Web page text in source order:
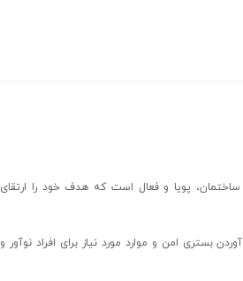
پویا و فعال است که هدف خود را ارتقای
بستری امن و موارد مورد نیاز برای افراد نوآور و